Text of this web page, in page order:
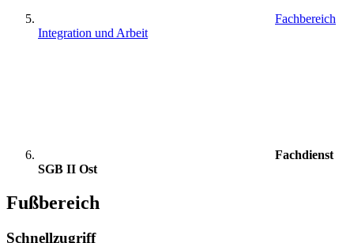
Fachbereich
Integration und Arbeit
Fachdienst
SGB II Ost
Fußbereich
Schnellzugriff